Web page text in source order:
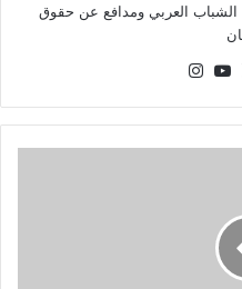
العربي ومدافع عن حقوق
‫X
‫YouTube